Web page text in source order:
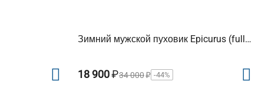
Зимний мужской пуховик Epicurus (full
18 900₽34 000₽ -44%